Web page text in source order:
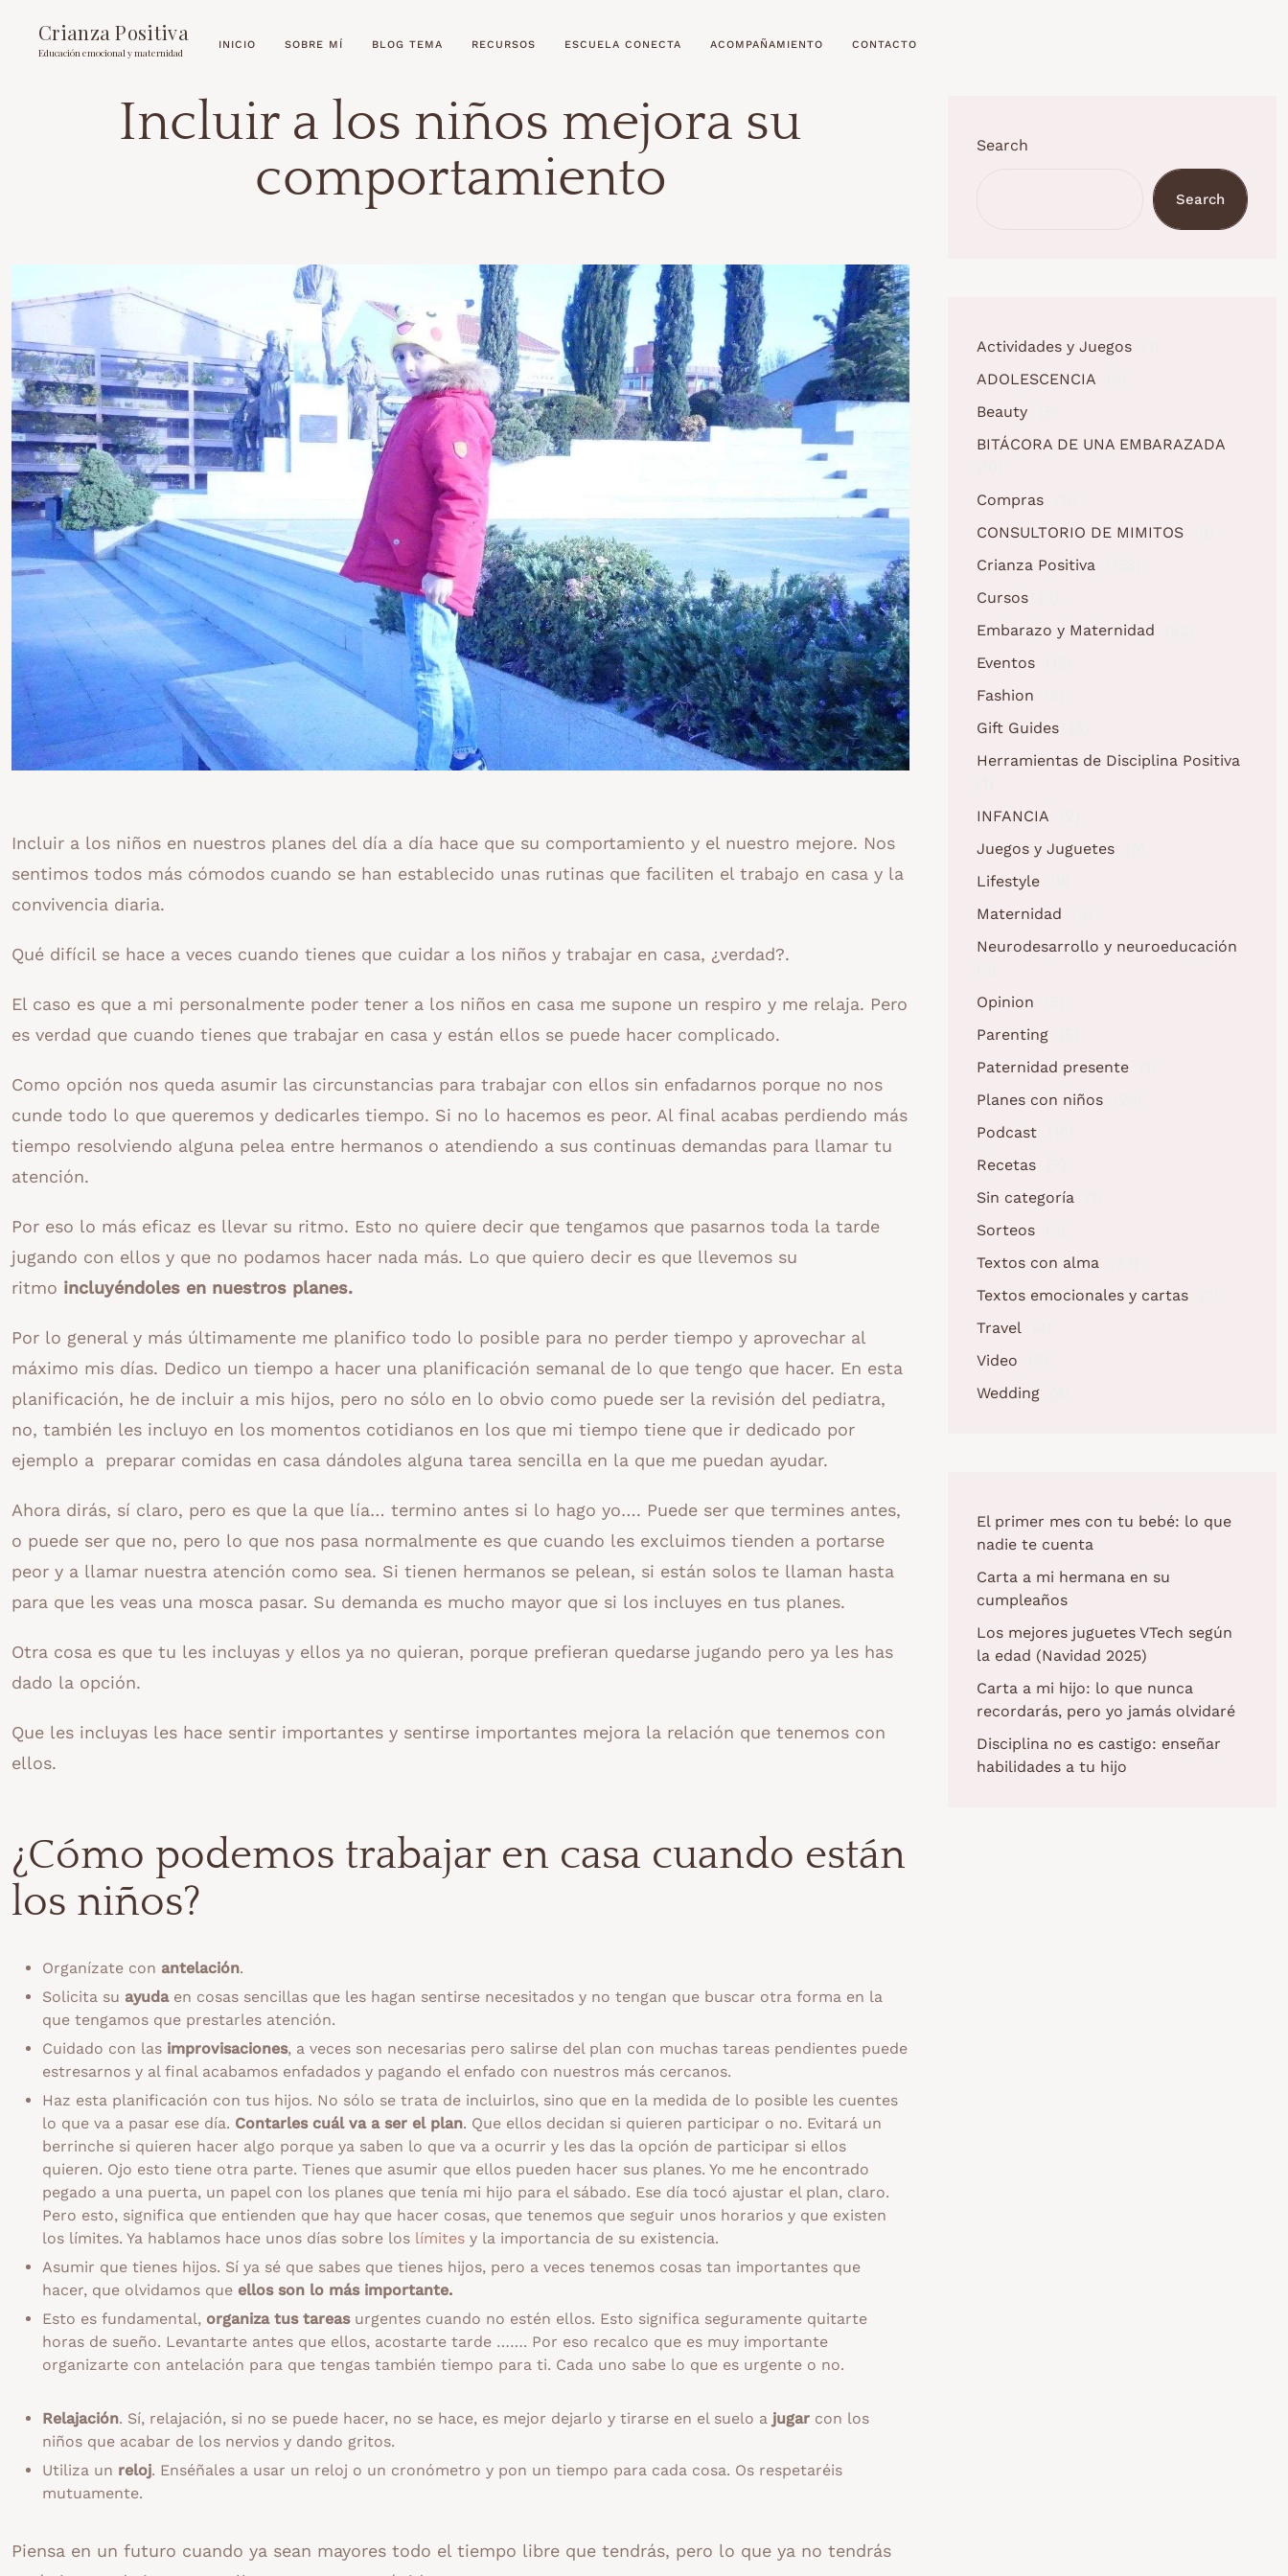
Crianza Positiva
Educación emocional y maternidad
INICIO SOBRE MÍ BLOG TEMA RECURSOS ESCUELA CONECTA ACOMPAÑAMIENTO CONTACTO
Incluir a los niños mejora su
comportamiento
Incluir a los niños en nuestros planes del día a día hace que su comportamiento y el nuestro mejore. Nos
sentimos todos más cómodos cuando se han establecido unas rutinas que faciliten el trabajo en casa y la
convivencia diaria.
Qué difícil se hace a veces cuando tienes que cuidar a los niños y trabajar en casa, ¿verdad?.
El caso es que a mi personalmente poder tener a los niños en casa me supone un respiro y me relaja. Pero
es verdad que cuando tienes que trabajar en casa y están ellos se puede hacer complicado.
Como opción nos queda asumir las circunstancias para trabajar con ellos sin enfadarnos porque no nos
cunde todo lo que queremos y dedicarles tiempo. Si no lo hacemos es peor. Al final acabas perdiendo más
tiempo resolviendo alguna pelea entre hermanos o atendiendo a sus continuas demandas para llamar tu
atención.
Por eso lo más eficaz es llevar su ritmo. Esto no quiere decir que tengamos que pasarnos toda la tarde
jugando con ellos y que no podamos hacer nada más. Lo que quiero decir es que llevemos su
ritmo incluyéndoles en nuestros planes.
Por lo general y más últimamente me planifico todo lo posible para no perder tiempo y aprovechar al
máximo mis días. Dedico un tiempo a hacer una planificación semanal de lo que tengo que hacer. En esta
planificación, he de incluir a mis hijos, pero no sólo en lo obvio como puede ser la revisión del pediatra,
no, también les incluyo en los momentos cotidianos en los que mi tiempo tiene que ir dedicado por
ejemplo a preparar comidas en casa dándoles alguna tarea sencilla en la que me puedan ayudar.
Ahora dirás, sí claro, pero es que la que lía… termino antes si lo hago yo…. Puede ser que termines antes,
o puede ser que no, pero lo que nos pasa normalmente es que cuando les excluimos tienden a portarse
peor y a llamar nuestra atención como sea. Si tienen hermanos se pelean, si están solos te llaman hasta
para que les veas una mosca pasar. Su demanda es mucho mayor que si los incluyes en tus planes.
Otra cosa es que tu les incluyas y ellos ya no quieran, porque prefieran quedarse jugando pero ya les has
dado la opción.
Que les incluyas les hace sentir importantes y sentirse importantes mejora la relación que tenemos con
ellos.
¿Cómo podemos trabajar en casa cuando están
los niños?
Organízate con antelación.
Solicita su ayudaen cosas sencillas que les hagan sentirse necesitados y no tengan que buscar otra forma en la
que tengamos que prestarles atención.
Cuidado con las improvisaciones, a veces son necesarias pero salirse del plan con muchas tareas pendientes puede
estresarnos y al final acabamos enfadados y pagando el enfado con nuestros más cercanos.
Haz esta planificación con tus hijos. No sólo se trata de incluirlos, sino que en la medida de lo posible les cuentes
lo que va a pasar ese día. Contarles cuál va a ser el plan. Que ellos decidan si quieren participar o no. Evitará un
berrinche si quieren hacer algo porque ya saben lo que va a ocurrir y les das la opción de participar si ellos
quieren. Ojo esto tiene otra parte. Tienes que asumir que ellos pueden hacer sus planes. Yo me he encontrado
pegado a una puerta, un papel con los planes que tenía mi hijo para el sábado. Ese día tocó ajustar el plan, claro.
Pero esto, significa que entienden que hay que hacer cosas, que tenemos que seguir unos horarios y que existen
los límites. Ya hablamos hace unos días sobre los límites y la importancia de su existencia.
Asumir que tienes hijos. Sí ya sé que sabes que tienes hijos, pero a veces tenemos cosas tan importantes que
hacer, que olvidamos que ellos son lo más importante.
Esto es fundamental, organiza tus tareasurgentes cuando no estén ellos. Esto significa seguramente quitarte
horas de sueño. Levantarte antes que ellos, acostarte tarde ……. Por eso recalco que es muy importante
organizarte con antelación para que tengas también tiempo para ti. Cada uno sabe lo que es urgente o no.
Relajación. Sí, relajación, si no se puede hacer, no se hace, es mejor dejarlo y tirarse en el suelo a jugar con los
niños que acabar de los nervios y dando gritos.
Utiliza un reloj. Enséñales a usar un reloj o un cronómetro y pon un tiempo para cada cosa. Os respetaréis
mutuamente.
Piensa en un futuro cuando ya sean mayores todo el tiempo libre que tendrás, pero lo que ya no tendrás
Search
Search
Actividades y Juegos
ADOLESCENCIA
Beauty
BITÁCORA DE UNA EMBARAZADA
Compras
CONSULTORIO DE MIMITOS
Crianza Positiva
Cursos
Embarazo y Maternidad
Eventos
Fashion
Gift Guides
Herramientas de Disciplina Positiva
INFANCIA
Juegos y Juguetes
Lifestyle
Maternidad
Neurodesarrollo y neuroeducación
Opinion
Parenting
Paternidad presente
Planes con niños
Podcast
Recetas
Sin categoría
Sorteos
Textos con alma
Textos emocionales y cartas
Travel
Video
Wedding
El primer mes con tu bebé: lo que
nadie te cuenta
Carta a mi hermana en su
cumpleaños
Los mejores juguetes VTech según
la edad (Navidad 2025)
Carta a mi hijo: lo que nunca
recordarás, pero yo jamás olvidaré
Disciplina no es castigo: enseñar
habilidades a tu hijo